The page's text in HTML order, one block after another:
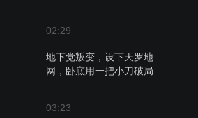
02:29
地下党叛变，设下天罗地
网，卧底用一把小刀破局
03:23